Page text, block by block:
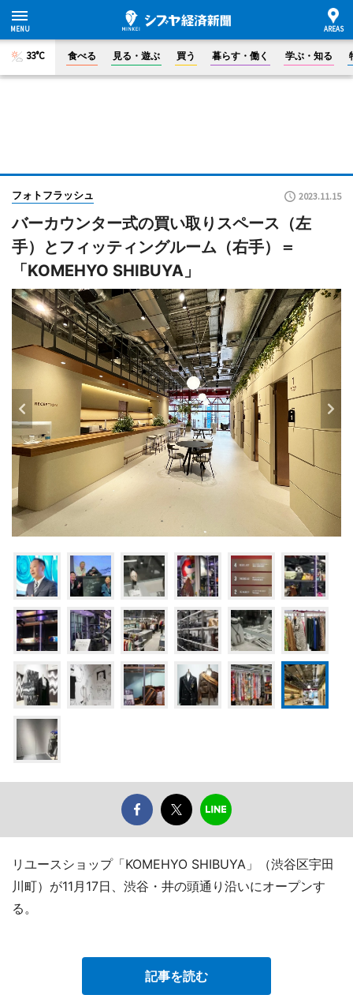
33°C 食べる 見る・遊ぶ 買う 暮らす・働く 学ぶ・知る
フォトフラッシュ 2023.11.15
バーカウンター式の買い取りスペース（左
手）とフィッティングルーム（右手）＝
「KOMEHYO SHIBUYA」
リユースショップ「KOMEHYO SHIBUYA」（渋谷区宇田
川町）が11月17日、渋谷・井の頭通り沿いにオープンす
る。
記事を読む